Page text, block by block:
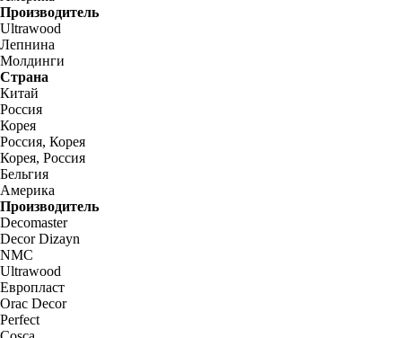
Производитель
Ultrawood
Лепнина
Молдинги
Страна
Китай
Россия
Корея
Россия, Корея
Корея, Россия
Бельгия
Америка
Производитель
Decomaster
Decor Dizayn
NMC
Ultrawood
Европласт
Orac Decor
Perfect